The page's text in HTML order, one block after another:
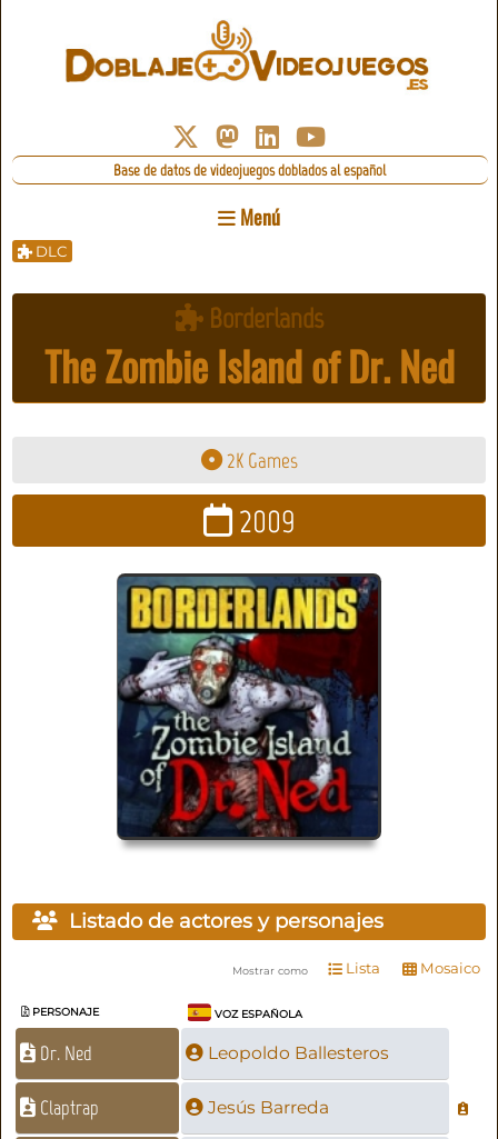
Base de datos de videojuegos doblados al español
Menú
DLC
Borderlands
The Zombie Island of Dr. Ned
2K Games
2009
Listado de actores y personajes
Mostrar como Lista Mosaico
PERSONAJE VOZ ESPAÑOLA
Dr. Ned Leopoldo Ballesteros
Claptrap Jesús Barreda